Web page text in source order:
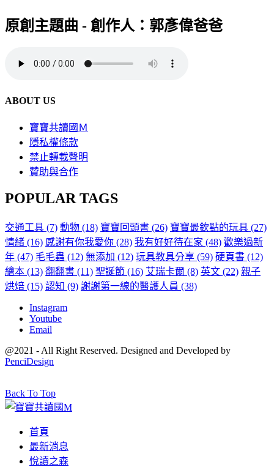
原創主題曲 - 創作人：郭彥偉爸爸
ABOUT US
寶寶共讀國Ｍ
隱私權條款
禁止轉載聲明
贊助與合作
POPULAR TAGS
交通工具 (7) 動物 (18) 寶寶回頭書 (26) 寶寶最欽點的玩具 (27)
情緒 (16) 感謝有你我愛你 (28) 我有好好待在家 (48) 歡樂過新
年 (47) 毛毛蟲 (12) 無添加 (12) 玩具教具分享 (59) 硬頁書 (12)
繪本 (13) 翻翻書 (11) 聖誕節 (16) 艾瑞卡爾 (8) 英文 (22) 親子
烘焙 (15) 認知 (9) 謝謝第一線的醫護人員 (38)
Instagram
Youtube
Email
@2021 - All Right Reserved. Designed and Developed by
PenciDesign
Back To Top
首頁
最新消息
悅讀之森